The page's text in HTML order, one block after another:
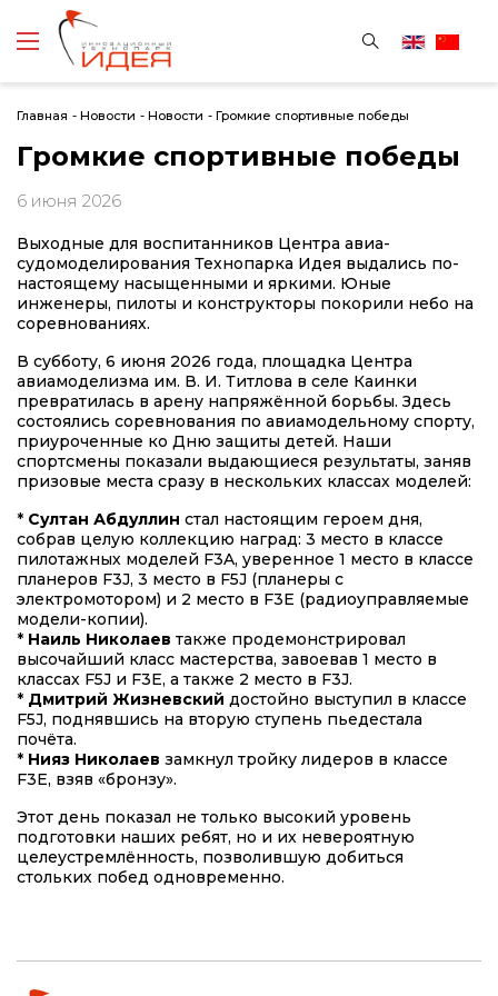
Главная - Новости - Новости - Громкие спортивные победы
Громкие спортивные победы
6 июня 2026
Выходные для воспитанников Центра авиа-
судомоделирования Технопарка Идея выдались по-
настоящему насыщенными и яркими. Юные
инженеры, пилоты и конструкторы покорили небо на
соревнованиях.
В субботу, 6 июня 2026 года, площадка Центра
авиамоделизма им. В. И. Титлова в селе Каинки
превратилась в арену напряжённой борьбы. Здесь
состоялись соревнования по авиамодельному спорту,
приуроченные ко Дню защиты детей. Наши
спортсмены показали выдающиеся результаты, заняв
призовые места сразу в нескольких классах моделей:
* Султан Абдуллин стал настоящим героем дня,
собрав целую коллекцию наград: 3 место в классе
пилотажных моделей F3A, уверенное 1 место в классе
планеров F3J, 3 место в F5J (планеры с
электромотором) и 2 место в F3E (радиоуправляемые
модели-копии).
* Наиль Николаев также продемонстрировал
высочайший класс мастерства, завоевав 1 место в
классах F5J и F3E, а также 2 место в F3J.
* Дмитрий Жизневский достойно выступил в классе
F5J, поднявшись на вторую ступень пьедестала
почёта.
* Нияз Николаев замкнул тройку лидеров в классе
F3E, взяв «бронзу».
Этот день показал не только высокий уровень
подготовки наших ребят, но и их невероятную
целеустремлённость, позволившую добиться
стольких побед одновременно.